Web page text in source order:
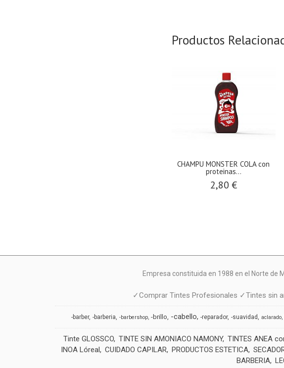
Productos
CHAMPU MONSTER COLA con
proteinas...
2,80 €
Empresa constituida en 1988 en el Norte de
✓Comprar Tintes Profesionales ✓Tintes sin
-barber -barberia -barbershop -brillo -cabello -reparador -suavidad aclarado
Tinte GLOSSCO TINTE SIN AMONIACO NAMONY TINTES ANEA
INOA Lóreal
CUIDADO CAPILAR PRODUCTOS ESTETICA
BARBERIA